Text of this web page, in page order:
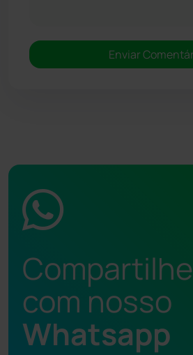
Compartilhe
com nosso
Whatsapp